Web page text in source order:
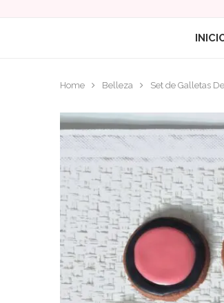
Home Belleza Set de Galletas